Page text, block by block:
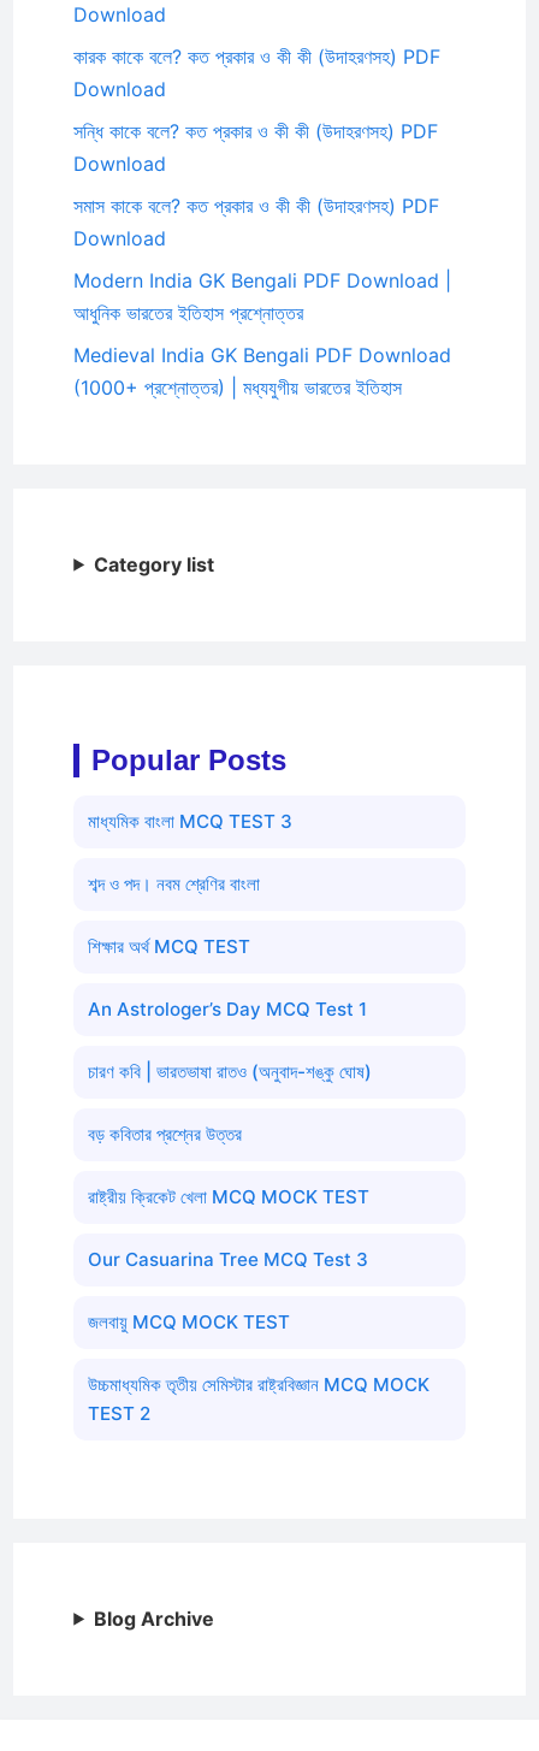
Download
কারক কাকে বলে? কত প্রকার ও কী কী (উদাহরণসহ) PDF
Download
সন্ধি কাকে বলে? কত প্রকার ও কী কী (উদাহরণসহ) PDF
Download
সমাস কাকে বলে? কত প্রকার ও কী কী (উদাহরণসহ) PDF
Download
Modern India GK Bengali PDF Download |
আধুনিক ভারতের ইতিহাস প্রশ্নোত্তর
Medieval India GK Bengali PDF Download
(1000+ প্রশ্নোত্তর) | মধ্যযুগীয় ভারতের ইতিহাস
Category list
Popular Posts
মাধ্যমিক বাংলা MCQ TEST 3
শব্দ ও পদ। নবম শ্রেণির বাংলা
শিক্ষার অর্থ MCQ TEST
An Astrologer’s Day MCQ Test 1
চারণ কবি | ভারতভাষা রাতও (অনুবাদ-শঙ্কু ঘোষ)
বড় কবিতার প্রশ্নের উত্তর
রাষ্ট্রীয় ক্রিকেট খেলা MCQ MOCK TEST
Our Casuarina Tree MCQ Test 3
জলবায়ু MCQ MOCK TEST
উচ্চমাধ্যমিক তৃতীয় সেমিস্টার রাষ্ট্রবিজ্ঞান MCQ MOCK
TEST 2
Blog Archive